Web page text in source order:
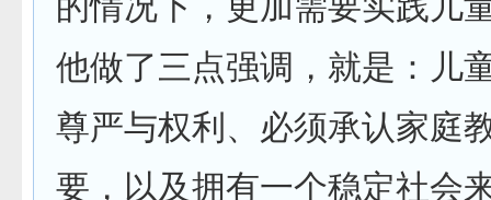
他做了三点强调，就是：儿
尊严与权利、必须承认家庭
要，以及拥有一个稳定社会